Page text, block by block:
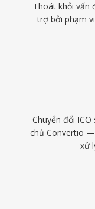
Thoát khỏi vấn
trợ bởi phạm
Chuyển đổi
chủ Convertio
xử